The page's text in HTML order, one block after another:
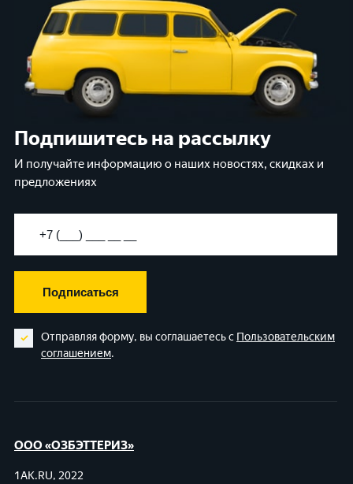
Подпишитесь на рассылку
И получайте информацию о наших новостях, скидках и
предложениях
Подписаться
Отправляя форму, вы соглашаетесь с Пользовательским
соглашением.
ООО «ОЗБЭТТЕРИЗ»
1AK.RU, 2022